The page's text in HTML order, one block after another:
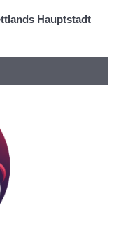
Hauptstadt